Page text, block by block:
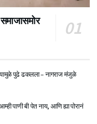
यामुळे पुढे ढकलला – नागराज मंजुळे
पाणी बी पेत नाय, आणि ह्या पोरानं